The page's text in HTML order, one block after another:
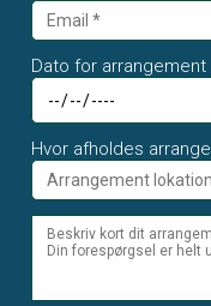
Dato for arrangement
Hvor afholdes